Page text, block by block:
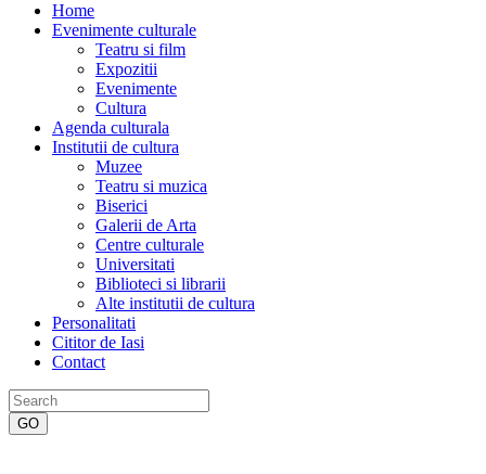
Home
Evenimente culturale
Teatru si film
Expozitii
Evenimente
Cultura
Agenda culturala
Institutii de cultura
Muzee
Teatru si muzica
Biserici
Galerii de Arta
Centre culturale
Universitati
Biblioteci si librarii
Alte institutii de cultura
Personalitati
Cititor de Iasi
Contact